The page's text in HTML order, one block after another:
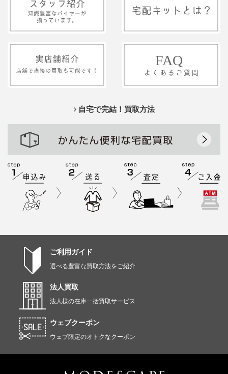
自宅で完結！買取方法
ご利用ガイド
選べる豊富な買取方法をご紹介
法人買取
法人様の在庫一括買取サービス
ウェブクーポン
ウェブ限定のオトクなクーポン